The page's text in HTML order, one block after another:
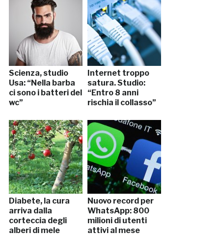
Scienza, studio
Usa: “Nella barba
ci sono i batteri del
wc”
Internet troppo
satura. Studio:
“Entro 8 anni
rischia il collasso”
Diabete, la cura
arriva dalla
corteccia degli
alberi di mele
Nuovo record per
WhatsApp: 800
milioni di utenti
attivi al mese